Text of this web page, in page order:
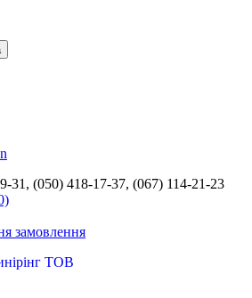
31, (050) 418-17-37, (067) 114-21-23
замовлення